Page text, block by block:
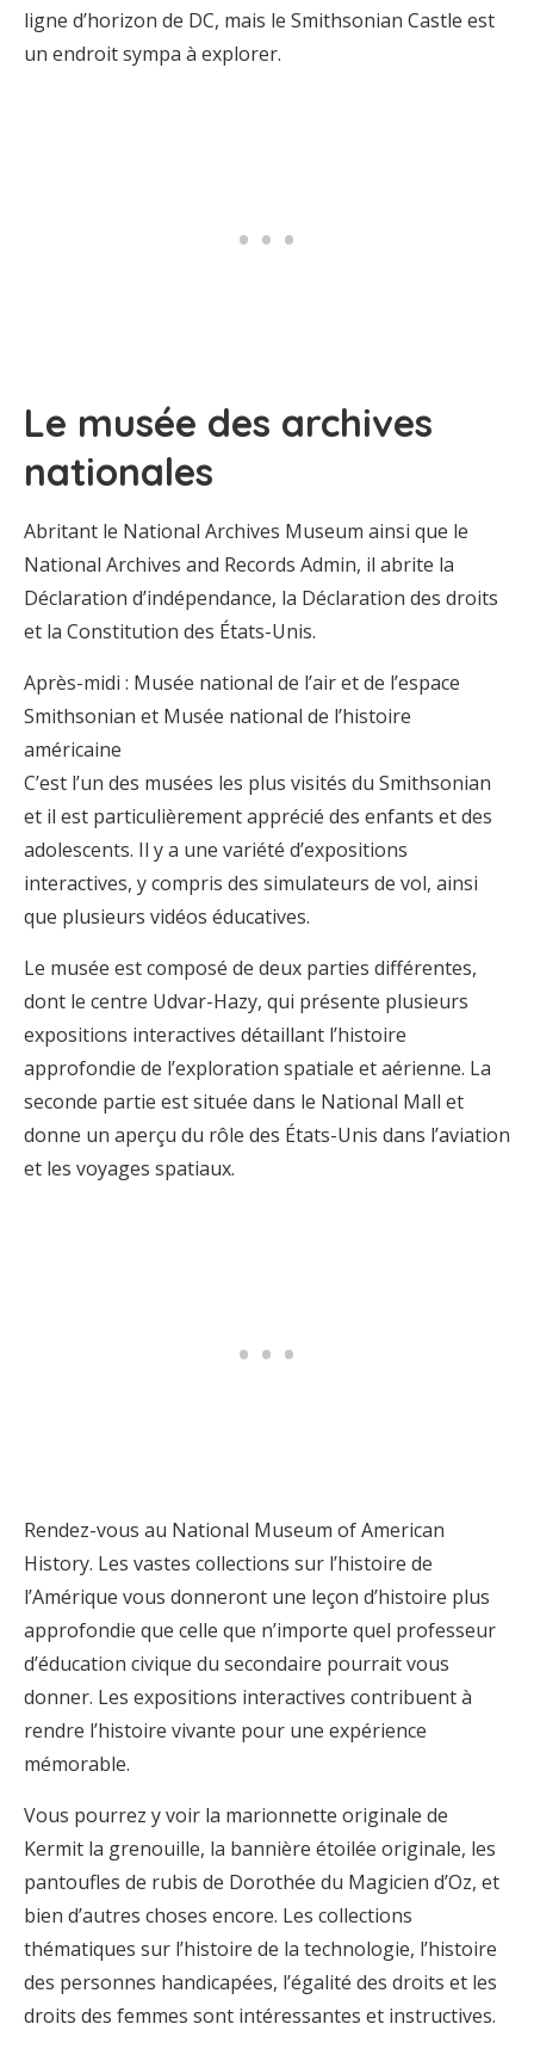
ligne d’horizon de DC, mais le Smithsonian Castle est
un endroit sympa à explorer.
Le musée des archives
nationales
Abritant le National Archives Museum ainsi que le
National Archives and Records Admin, il abrite la
Déclaration d’indépendance, la Déclaration des droits
et la Constitution des États-Unis.
Après-midi : Musée national de l’air et de l’espace
Smithsonian et Musée national de l’histoire
américaine
C’est l’un des musées les plus visités du Smithsonian
et il est particulièrement apprécié des enfants et des
adolescents. Il y a une variété d’expositions
interactives, y compris des simulateurs de vol, ainsi
que plusieurs vidéos éducatives.
Le musée est composé de deux parties différentes,
dont le centre Udvar-Hazy, qui présente plusieurs
expositions interactives détaillant l’histoire
approfondie de l’exploration spatiale et aérienne. La
seconde partie est située dans le National Mall et
donne un aperçu du rôle des États-Unis dans l’aviation
et les voyages spatiaux.
Rendez-vous au National Museum of American
History. Les vastes collections sur l’histoire de
l’Amérique vous donneront une leçon d’histoire plus
approfondie que celle que n’importe quel professeur
d’éducation civique du secondaire pourrait vous
donner. Les expositions interactives contribuent à
rendre l’histoire vivante pour une expérience
mémorable.
Vous pourrez y voir la marionnette originale de
Kermit la grenouille, la bannière étoilée originale, les
pantoufles de rubis de Dorothée du Magicien d’Oz, et
bien d’autres choses encore. Les collections
thématiques sur l’histoire de la technologie, l’histoire
des personnes handicapées, l’égalité des droits et les
droits des femmes sont intéressantes et instructives.